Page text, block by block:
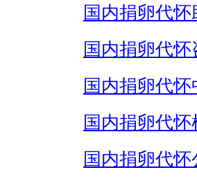
国内捐卵代怀
国内捐卵代怀
国内捐卵代怀
国内捐卵代怀
国内捐卵代怀